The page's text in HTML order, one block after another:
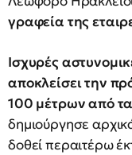
γραφεία της
Ισχυρές
αποκλείσει την
100 μέτρων από
δημιούργησε
δοθεί περαιτέρω